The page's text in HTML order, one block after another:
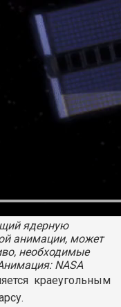
ядерную
анимации, может
необходимые
NASA
краеугольным